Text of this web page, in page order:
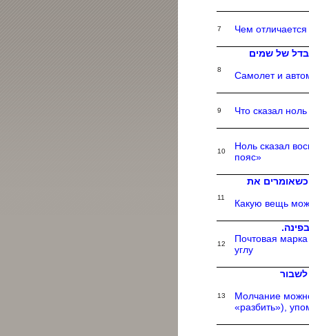
7 Чем
8
של שמים
Самолет и
9 Что сказал
10
Ноль сказал
пояс»
11
את
Какую вещь
12
Почтовая
углу
13
Молчание
«разбить»),